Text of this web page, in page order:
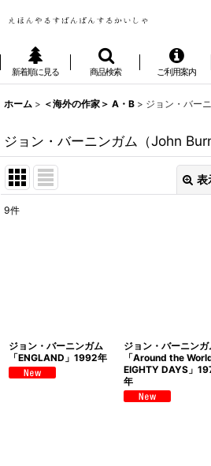
新着順に見る 商品検索 ご利用案内
ホーム > ＜海外の作家＞ A・B > ジョン・バー
ジョン・バーニンガム（John
表
9件
ジョン・バーニンガム
「ENGLAND」1992年
ジョン・バーニンガ
「Around the
EIGHTY DAYS」
年